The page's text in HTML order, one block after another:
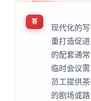
答
现代化的
重打造促
的配套通
临时会议
员工提供
的剧场或